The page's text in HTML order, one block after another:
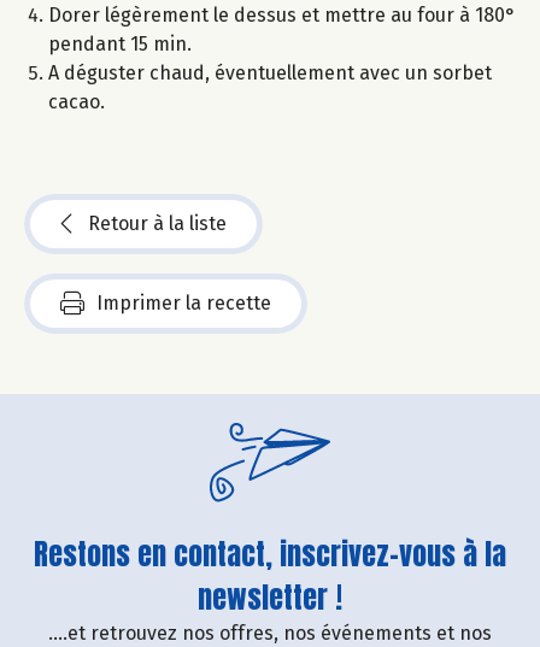
Dorer légèrement le dessus et mettre au four à 180°
pendant 15 min.
A déguster chaud, éventuellement avec un sorbet
cacao.
Retour à la liste
Imprimer la recette
Restons en contact, inscrivez-vous à la
newsletter !
....et retrouvez nos offres, nos événements et nos